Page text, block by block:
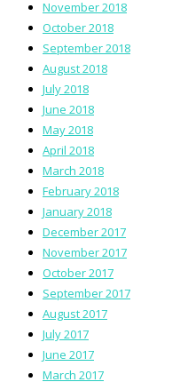
November 2018
October 2018
September 2018
August 2018
July 2018
June 2018
May 2018
April 2018
March 2018
February 2018
January 2018
December 2017
November 2017
October 2017
September 2017
August 2017
July 2017
June 2017
March 2017